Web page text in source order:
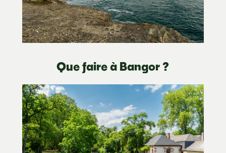
Que faire à Bangor ?